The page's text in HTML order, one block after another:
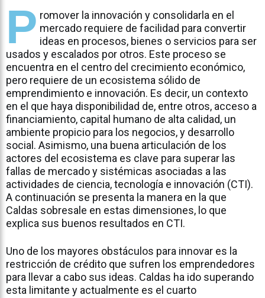
P romover la innovación y consolidarla en el
mercado requiere de facilidad para convertir
ideas en procesos, bienes o servicios para ser
usados y escalados por otros. Este proceso se
encuentra en el centro del crecimiento económico,
pero requiere de un ecosistema sólido de
emprendimiento e innovación. Es decir, un contexto
en el que haya disponibilidad de, entre otros, acceso a
financiamiento, capital humano de alta calidad, un
ambiente propicio para los negocios, y desarrollo
social. Asimismo, una buena articulación de los
actores del ecosistema es clave para superar las
fallas de mercado y sistémicas asociadas a las
actividades de ciencia, tecnología e innovación (CTI).
A continuación se presenta la manera en la que
Caldas sobresale en estas dimensiones, lo que
explica sus buenos resultados en CTI.
Uno de los mayores obstáculos para innovar es la
restricción de crédito que sufren los emprendedores
para llevar a cabo sus ideas. Caldas ha ido superando
esta limitante y actualmente es el cuarto